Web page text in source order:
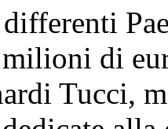
volti alla
rilevante